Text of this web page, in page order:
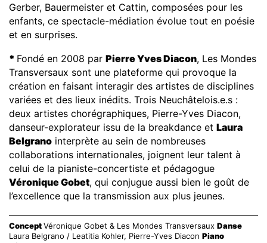
Gerber, Bauermeister et Cattin, composées pour les
enfants, ce spectacle-médiation évolue tout en poésie
et en surprises.
* Fondé en 2008 par Pierre Yves Diacon, Les Mondes
Transversaux sont une plateforme qui provoque la
création en faisant interagir des artistes de disciplines
variées et des lieux inédits. Trois Neuchâtelois.e.s :
deux artistes chorégraphiques, Pierre-Yves Diacon,
danseur-explorateur issu de la breakdance et Laura
Belgrano interprète au sein de nombreuses
collaborations internationales, joignent leur talent à
celui de la pianiste-concertiste et pédagogue
Véronique Gobet, qui conjugue aussi bien le goût de
l’excellence que la transmission aux plus jeunes.
ConceptVéronique Gobet & Les Mondes Transversaux Danse
Laura Belgrano / Leatitia Kohler, Pierre-Yves Diacon Piano